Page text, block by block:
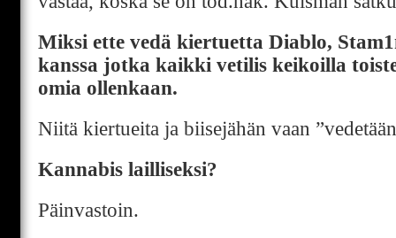
Miksi ette vedä kiertuetta Diablo,
kanssa jotka kaikki vetilis keikoilla
omia ollenkaan.
Niitä kiertueita ja biisejähän vaan
Kannabis lailliseksi?
Päinvastoin.